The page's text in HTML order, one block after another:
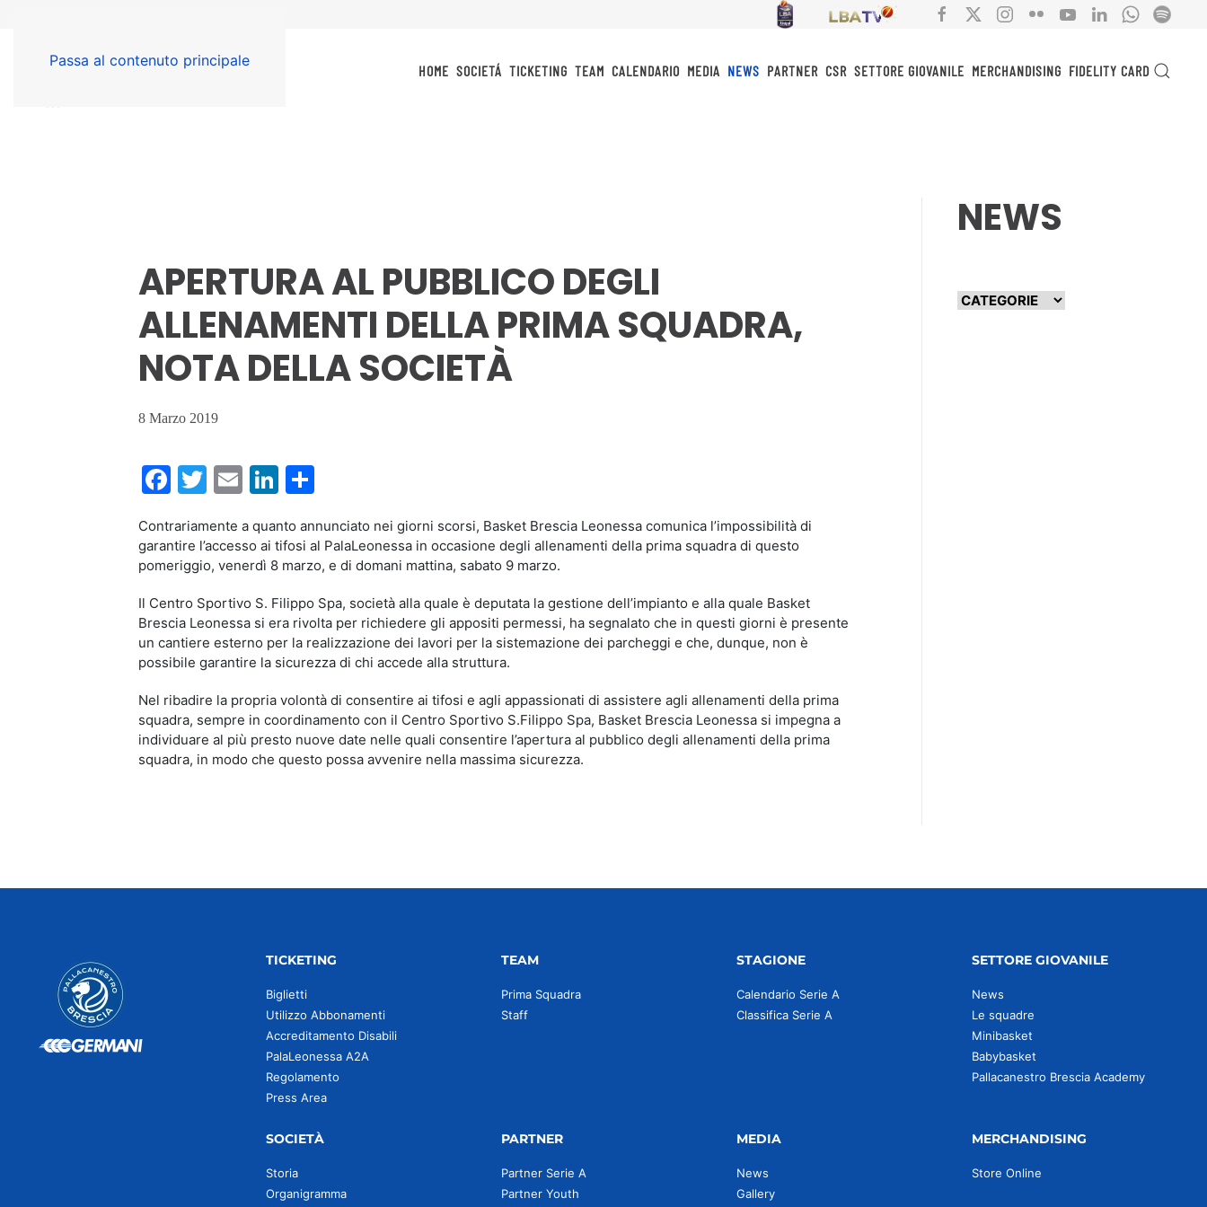
Passa al contenuto principale
HOME SOCIETÁ TICKETING TEAM CALENDARIO MEDIA NEWS PARTNER CSR SETTORE GIOVANILE MERCHANDISING FIDELITY CARD
APERTURA AL PUBBLICO DEGLI
ALLENAMENTI DELLA PRIMA SQUADRA,
NOTA DELLA SOCIETÀ
8 Marzo 2019
Facebook
Twitter
EmailLinkedIn
Contrariamente a quanto annunciato nei giorni scorsi, Basket Brescia Leonessa comunica l’impossibilità di
garantire l’accesso ai tifosi al PalaLeonessa in occasione degli allenamenti della prima squadra di questo
pomeriggio, venerdì 8 marzo, e di domani mattina, sabato 9 marzo.
Il Centro Sportivo S. Filippo Spa, società alla quale è deputata la gestione dell’impianto e alla quale Basket
Brescia Leonessa si era rivolta per richiedere gli appositi permessi, ha segnalato che in questi giorni è presente
un cantiere esterno per la realizzazione dei lavori per la sistemazione dei parcheggi e che, dunque, non è
possibile garantire la sicurezza di chi accede alla struttura.
Nel ribadire la propria volontà di consentire ai tifosi e agli appassionati di assistere agli allenamenti della prima
squadra, sempre in coordinamento con il Centro Sportivo S.Filippo Spa, Basket Brescia Leonessa si impegna a
individuare al più presto nuove date nelle quali consentire l’apertura al pubblico degli allenamenti della prima
squadra, in modo che questo possa avvenire nella massima sicurezza.
NEWS
TICKETING
Biglietti
Utilizzo Abbonamenti
Accreditamento Disabili
PalaLeonessa A2A
Regolamento
Press Area
TEAM
Prima Squadra
Staff
STAGIONE
Calendario Serie A
Classifica Serie A
SETTORE GIOVANILE
News
Le squadre
Minibasket
Babybasket
Pallacanestro Brescia Academy
SOCIETÀ
Storia
Organigramma
PARTNER
Partner Serie A
Partner Youth
MEDIA
News
Gallery
MERCHANDISING
Store Online